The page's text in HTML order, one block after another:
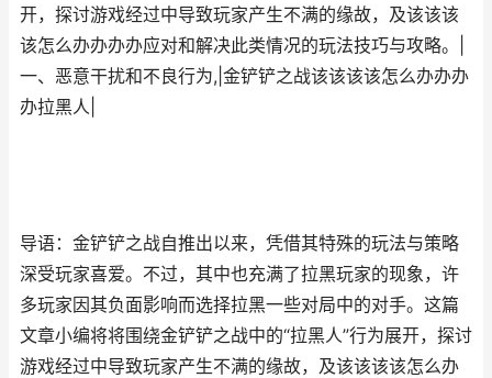
开，探讨游戏经过中导致玩家产生不满的缘故，及该该该
该怎么办办办办应对和解决此类情况的玩法技巧与攻略。|
一、恶意干扰和不良行为,|金铲铲之战该该该该怎么办办办
办拉黑人|
导语：金铲铲之战自推出以来，凭借其特殊的玩法与策略
深受玩家喜爱。不过，其中也充满了拉黑玩家的现象，许
多玩家因其负面影响而选择拉黑一些对局中的对手。这篇
文章小编将将围绕金铲铲之战中的“拉黑人”行为展开，探讨
游戏经过中导致玩家产生不满的缘故，及该该该该怎么办